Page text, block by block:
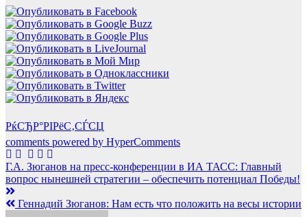
РќСЂР°РІРёС‚СЃСЏ
comments powered by HyperComments
Навигация
по
записям
Г.А. Зюганов на пресс-конференции в ИА ТАСС: Главный
вопрос нынешней стратегии – обеспечить потенциал Победы!
Геннадий Зюганов: Нам есть что положить на весы истории